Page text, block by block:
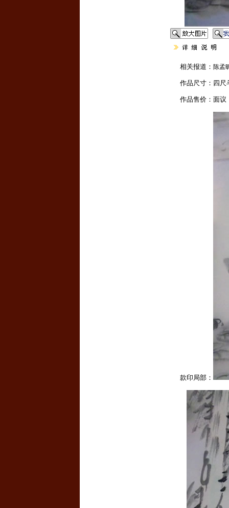
相关报道： 陈孟
作品尺寸：四尺
作品售价：面议
款印局部：